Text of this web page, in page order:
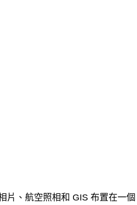
片、航空照相和 GIS 布置在一個